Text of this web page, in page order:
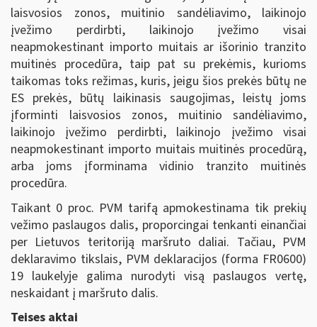
laisvosios zonos, muitinio sandėliavimo, laikinojo
įvežimo perdirbti, laikinojo įvežimo visai
neapmokestinant importo muitais ar išorinio tranzito
muitinės procedūra, taip pat su prekėmis, kurioms
taikomas toks režimas, kuris, jeigu šios prekės būtų ne
ES prekės, būtų laikinasis saugojimas, leistų joms
įforminti laisvosios zonos, muitinio sandėliavimo,
laikinojo įvežimo perdirbti, laikinojo įvežimo visai
neapmokestinant importo muitais muitinės procedūrą,
arba joms įforminama vidinio tranzito muitinės
procedūra.
Taikant 0 proc. PVM tarifą apmokestinama tik prekių
vežimo paslaugos dalis, proporcingai tenkanti einančiai
per Lietuvos teritoriją maršruto daliai. Tačiau, PVM
deklaravimo tikslais, PVM deklaracijos (forma FR0600)
19 laukelyje galima nurodyti visą paslaugos vertę,
neskaidant į maršruto dalis.
Teises aktai